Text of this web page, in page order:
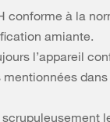
conforme à la
amiante.
l’appareil